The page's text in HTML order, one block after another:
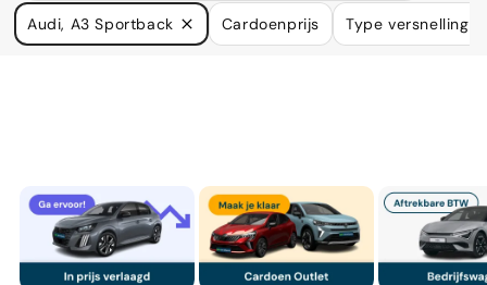
We hebben veel auto's die in uw behoefte kunnen voorzien.
Audi, A3 Sportback Cardoenprijs Type versnelling